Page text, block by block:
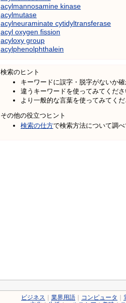
acylmannosamine kinase
acylmutase
acylneuraminate cytidyltransferase
acyl oxygen fission
acyloxy group
acylphenolphthalein
検索のヒント
キーワードに誤字・脱字がないか確
違うキーワードを使ってみてくださ
より一般的な言葉を使ってみてくだ
その他の役立つヒント
検索の仕方で検索方法について調べ
ビジネス 業界用語 コンピュータ